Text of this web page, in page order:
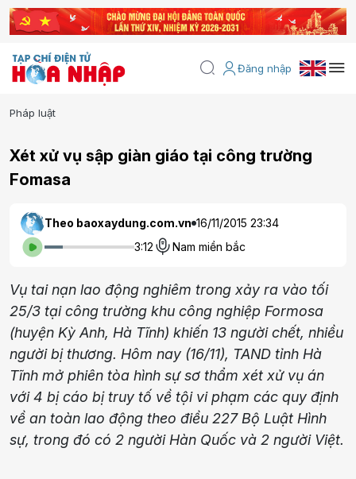
Đăng nhập
Pháp luật
Xét xử vụ sập giàn giáo tại công trường
Fomasa
Theo baoxaydung.com.vn 16/11/2015 23:34
3:12
Nam miền bắc
Vụ tai nạn lao động nghiêm trong xảy ra vào tối
25/3 tại công trường khu công nghiệp Formosa
(huyện Kỳ Anh, Hà Tĩnh) khiến 13 người chết, nhiều
người bị thương. Hôm nay (16/11), TAND tỉnh Hà
Tĩnh mở phiên tòa hình sự sơ thẩm xét xử vụ án
với 4 bị cáo bị truy tố về tội vi phạm các quy định
về an toàn lao động theo điều 227 Bộ Luật Hình
sự, trong đó có 2 người Hàn Quốc và 2 người Việt.